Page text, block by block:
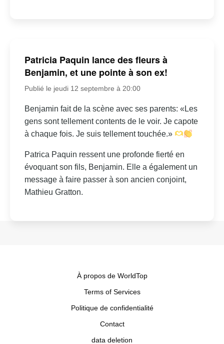
Patricia Paquin lance des fleurs à
Benjamin, et une pointe à son ex!
Publié le jeudi 12 septembre à 20:00
Benjamin fait de la scène avec ses parents: «Les
gens sont tellement contents de le voir. Je capote
à chaque fois. Je suis tellement touchée.»
Patrica Paquin ressent une profonde fierté en
évoquant son fils, Benjamin. Elle a également un
message à faire passer à son ancien conjoint,
Mathieu Gratton.
À propos de WorldTop
Terms of Services
Politique de confidentialité
Contact
data deletion